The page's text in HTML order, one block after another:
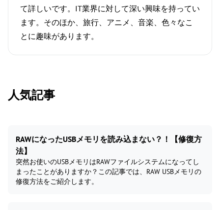
て詳しいです。IT業界に対して深い興味を持ってい
ます。そのほか、旅行、アニメ、音楽、色々なこ
とに趣味があります。
人気記事
RAWになったUSBメモリを読み込まない？！【修復方
法】
突然お使いのUSBメモリはRAWファイルシステムになってし
まったことがありますか？この記事では、RAW USBメモリの
修復方法をご紹介します。